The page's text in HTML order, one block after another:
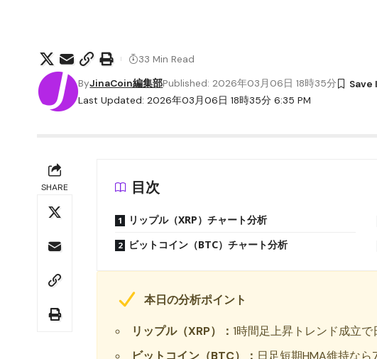
Last Updated: 2026年03月06日 18時35分 6:35 PM
ByJinaCoin編集部Published: 2026年03月06日 18時35分
33 Min Read
SHARE 目次
リップル（XRP）チャート分析
ビットコイン（BTC）チャート分析
本日の分析ポイント
リップル（XRP）： 1時間足上昇トレンド成立
ビットコイン（BTC）： 日足短期HMA維持な